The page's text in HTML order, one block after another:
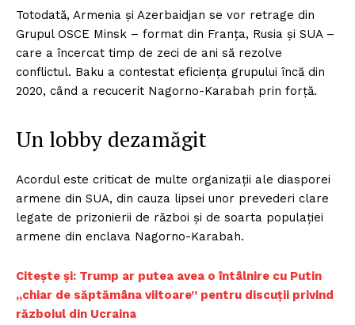
Totodată, Armenia și Azerbaidjan se vor retrage din
Grupul OSCE Minsk – format din Franța, Rusia și SUA –
care a încercat timp de zeci de ani să rezolve
conflictul. Baku a contestat eficiența grupului încă din
2020, când a recucerit Nagorno-Karabah prin forță.
Un lobby dezamăgit
Acordul este criticat de multe organizații ale diasporei
armene din SUA, din cauza lipsei unor prevederi clare
legate de prizonierii de război și de soarta populației
armene din enclava Nagorno-Karabah.
Citește și: Trump ar putea avea o întâlnire cu Putin
„chiar de săptămâna viitoare” pentru discuții privind
războiul din Ucraina